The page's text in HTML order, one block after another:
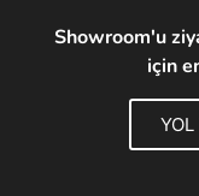
Showroom'u
için